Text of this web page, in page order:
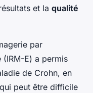
et la qualité
par
(IRM-E) a permis
de Crohn, en
peut être difficile